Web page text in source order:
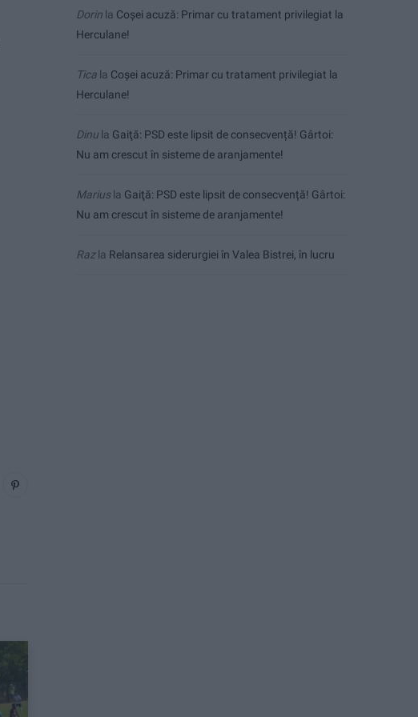
Dorin la Coșei acuză: Primar cu tratament privilegiat la
Herculane!
Tica la Coșei acuză: Primar cu tratament privilegiat la
Herculane!
Dinu la Gaiţă: PSD este lipsit de consecvență! Gârtoi:
Nu am crescut în sisteme de aranjamente!
Mariusla Gaiţă: PSD este lipsit de consecvență! Gârtoi:
Nu am crescut în sisteme de aranjamente!
Razla Relansarea siderurgiei în Valea Bistrei, în lucru